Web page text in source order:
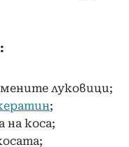
луковици;
;
на коса;